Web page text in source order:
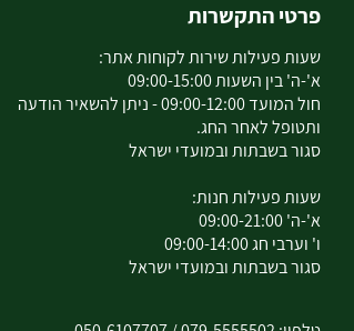
פרטי התקשרות
שעות פעילות שירות לקוחות אתר:
א'-ה' בין השעות 09:00-15:00
חול המועד 09:00-12:00 - ניתן להשאיר הודעה
ותטופל לאחר החג.
סגור בשבתות ובמועדי ישראל
שעות פעילות חנות:
א'-ה' 09:00-21:00
ו' וערבי חג 09:00-14:00
סגור בשבתות ובמועדי ישראל